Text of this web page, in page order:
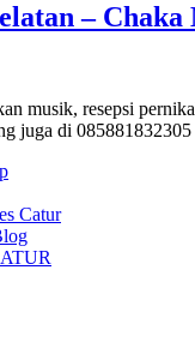
–
musik, resepsi
juga di
Catur